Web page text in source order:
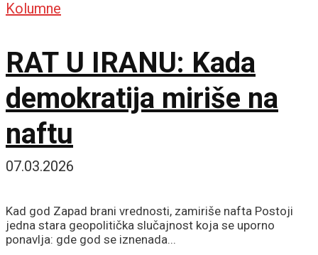
Kolumne
RAT U IRANU: Kada
demokratija miriše na
naftu
07.03.2026
Kad god Zapad brani vrednosti, zamiriše nafta Postoji
jedna stara geopolitička slučajnost koja se uporno
ponavlja: gde god se iznenada...